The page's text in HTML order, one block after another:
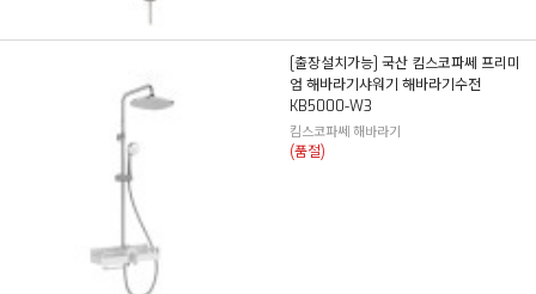
[출장설치가능] 국산 킴스코파쎄 프리미
엄 해바라기샤워기 해바라기수전
KB5000-W3
킴스코파쎄 해바라기
(품절)